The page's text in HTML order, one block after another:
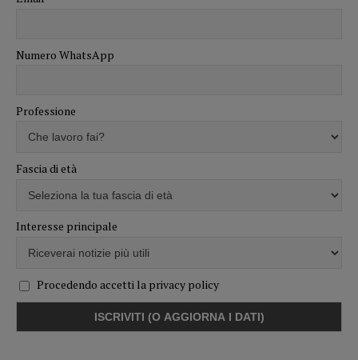
Numero WhatsApp
Professione
Fascia di età
Interesse principale
Procedendo accetti la privacy policy